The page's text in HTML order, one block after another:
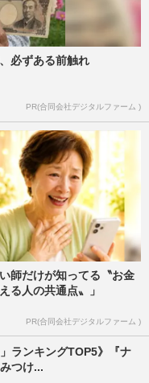
必ずある前触れ
PR(合同会社デジタルファーム )
い師だけが知ってる〝お金
る人の共通点〟」
PR(合同会社デジタルファーム )
ランキングTOP5》『ナ
つけ...